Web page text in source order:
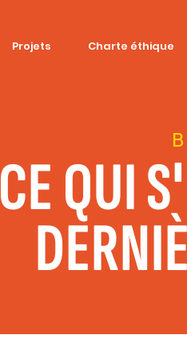
Projets Charte éthique
CE QUI